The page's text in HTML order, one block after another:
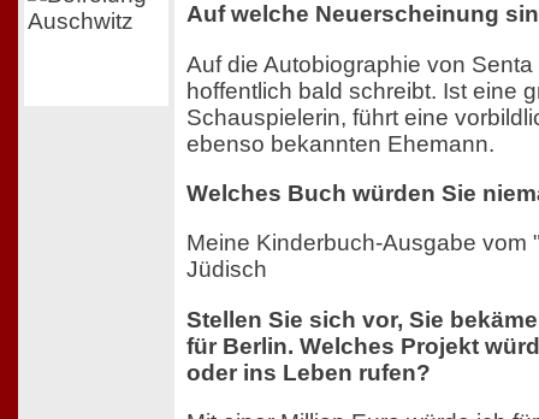
Auf welche Neuerscheinung
Auf die Autobiographie von
hoffentlich bald schreibt. Ist eine
Schauspielerin, führt eine
ebenso bekannten Ehemann.
Welches Buch würden Sie
Meine Kinderbuch-Ausgabe vom
Jüdisch
Stellen Sie sich vor, Sie
für Berlin. Welches Projekt
oder ins Leben rufen?